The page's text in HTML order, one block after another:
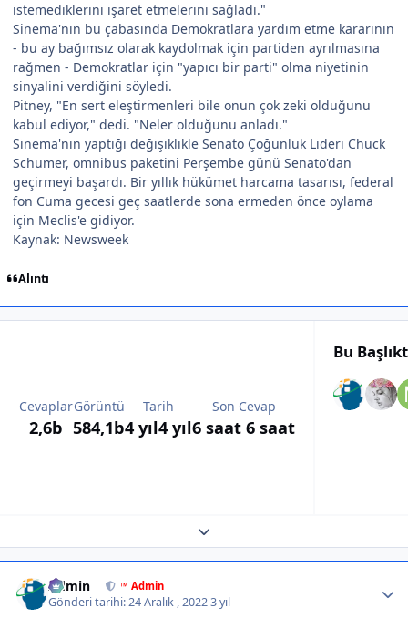
istemediklerini işaret etmelerini sağladı."
Sinema'nın bu çabasında Demokratlara yardım etme kararının
- bu ay bağımsız olarak kaydolmak için partiden ayrılmasına
rağmen - Demokratlar için "yapıcı bir parti" olma niyetinin
sinyalini verdiğini söyledi.
Pitney, "En sert eleştirmenleri bile onun çok zeki olduğunu
kabul ediyor," dedi. "Neler olduğunu anladı."
Sinema'nın yaptığı değişiklikle Senato Çoğunluk Lideri Chuck
Schumer, omnibus paketini Perşembe günü Senato'dan
geçirmeyi başardı. Bir yıllık hükümet harcama tasarısı, federal
fon Cuma gecesi geç saatlerde sona ermeden önce oylama
için Meclis'e gidiyor.
Kaynak: Newsweek
Alıntı
Cevaplar
2,6b
Görüntü
584,1b
Tarih
4 yıl4 yıl
Son Cevap
6 saat 6 saat
Bu
Expand topic overview
Admin ™ Admin
Gönderi tarihi:24 Aralık , 20223 yıl